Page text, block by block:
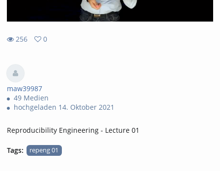
256
0
maw39987
49 Medien
hochgeladen 14. Oktober 2021
Reproducibility Engineering - Lecture 01
Tags: repeng 01